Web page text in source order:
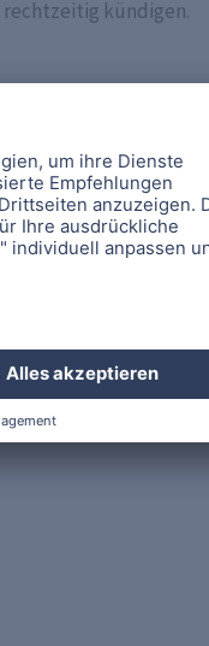
rechtzeitig kündigen.
ein neues Apple
iPads, einer Apple
nur gültig, wenn du
euch direkt auf dem